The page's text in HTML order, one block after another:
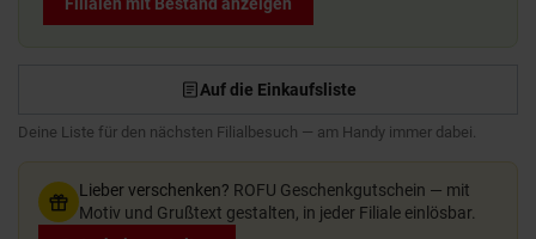
Auf die Einkaufsliste
Deine Liste für den nächsten Filialbesuch — am Handy immer dabei.
Lieber verschenken? ROFU Geschenkgutschein — mit
Motiv und Grußtext gestalten, in jeder Filiale einlösbar.